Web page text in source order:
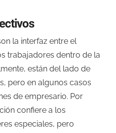
la interfaz entre el
trabajadores dentro de la
están del lado de
pero en algunos casos
de empresario. Por
confiere a los
especiales, pero